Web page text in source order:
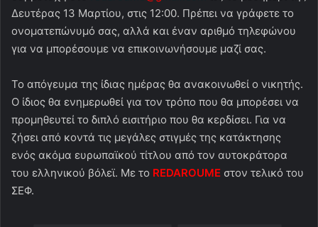
Δευτέρας 13 Μαρτίου, στις 12:00. Πρέπει να γράφετε το
ονοματεπώνυμό σας, αλλά και έναν αριθμό τηλεφώνου
για να μπορέσουμε να επικοινωνήσουμε μαζί σας.
Το απόγευμα της ίδιας ημέρας θα ανακοινωθεί ο νικητής.
Ο ίδιος θα ενημερωθεί για τον τρόπο που θα μπορέσει να
προμηθευτεί το διπλό εισιτήριο που θα κερδίσει. Για να
ζήσει από κοντά τις μεγάλες στιγμές της κατάκτησης
ενός ακόμα ευρωπαϊκού τίτλου από τον αυτοκράτορα
του ελληνικού βόλεϊ. Με το REDAROUME στον τελικό του
ΣΕΦ.